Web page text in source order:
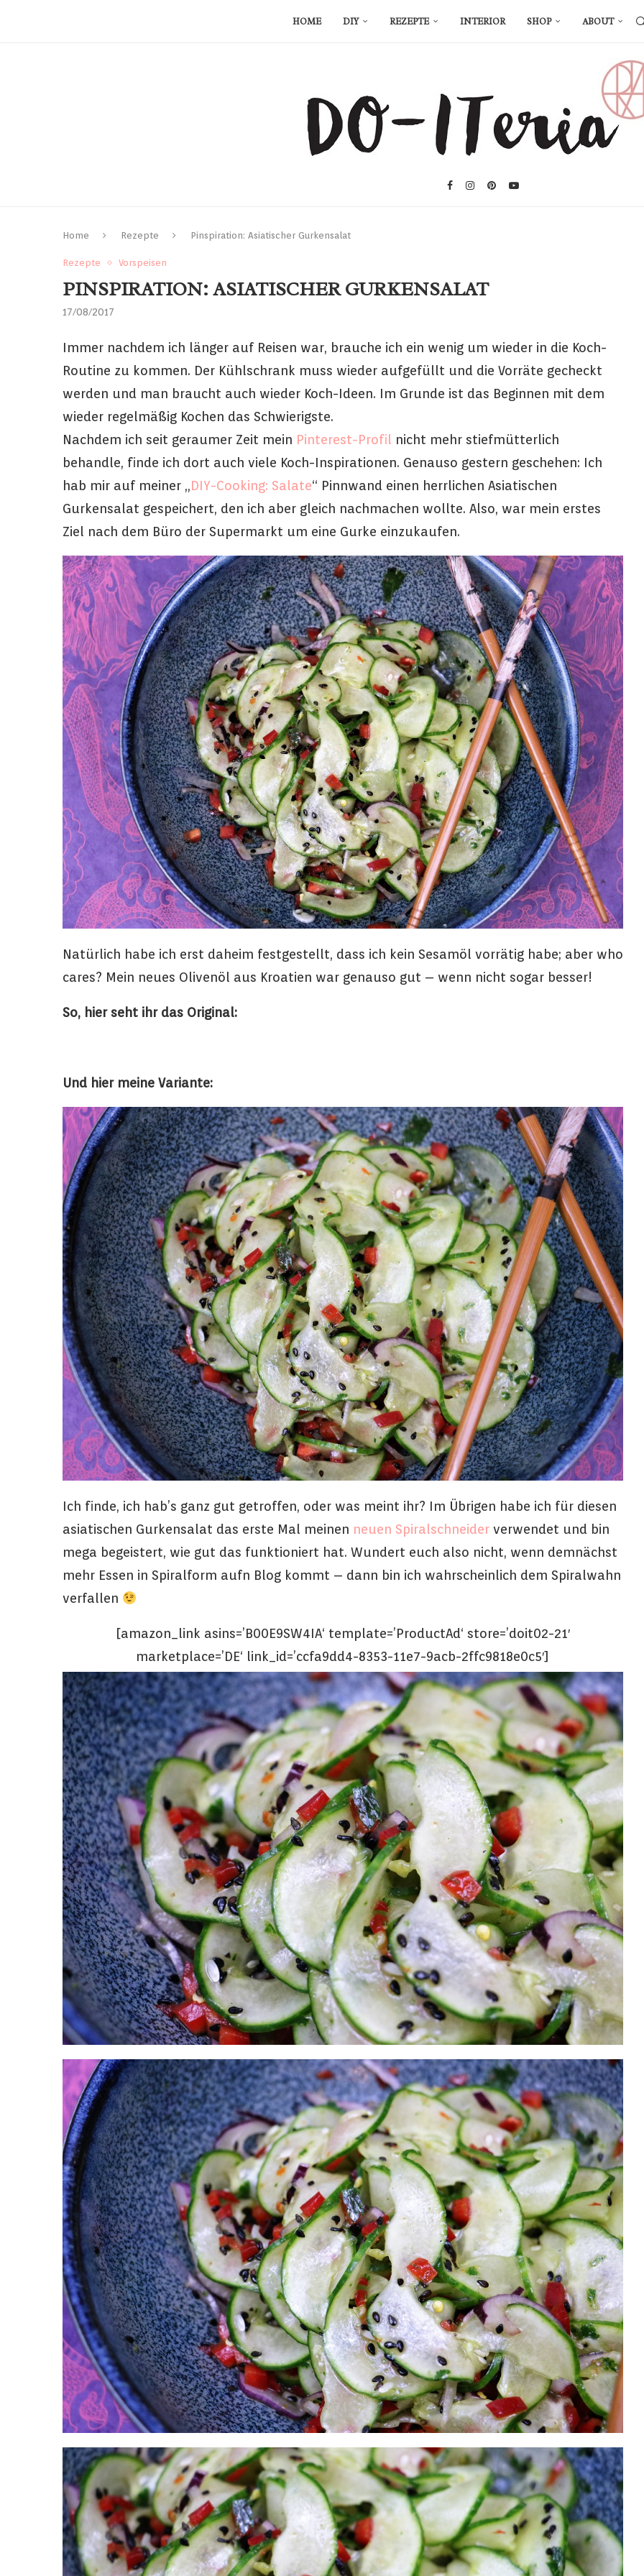
HOME DIY REZEPTE INTERIOR SHOP ABOUT
Home Rezepte Pinspiration: Asiatischer Gurkensalat
Rezepte Vorspeisen
PINSPIRATION: ASIATISCHER GURKENSALAT
17/08/2017
Immer nachdem ich länger auf Reisen war, brauche ich ein wenig um wieder in die Koch-
Routine zu kommen. Der Kühlschrank muss wieder aufgefüllt und die Vorräte gecheckt
werden und man braucht auch wieder Koch-Ideen. Im Grunde ist das Beginnen mit dem
wieder regelmäßig Kochen das Schwierigste.
Nachdem ich seit geraumer Zeit mein Pinterest-Profil nicht mehr stiefmütterlich
behandle, finde ich dort auch viele Koch-Inspirationen. Genauso gestern geschehen: Ich
hab mir auf meiner „DIY-Cooking: Salate“ Pinnwand einen herrlichen Asiatischen
Gurkensalat gespeichert, den ich aber gleich nachmachen wollte. Also, war mein erstes
Ziel nach dem Büro der Supermarkt um eine Gurke einzukaufen.
Natürlich habe ich erst daheim festgestellt, dass ich kein Sesamöl vorrätig habe; aber who
cares? Mein neues Olivenöl aus Kroatien war genauso gut – wenn nicht sogar besser!
So, hier seht ihr das Original:
Und hier meine Variante:
Ich finde, ich hab’s ganz gut getroffen, oder was meint ihr? Im Übrigen habe ich für diesen
asiatischen Gurkensalat das erste Mal meinen neuen Spiralschneider verwendet und bin
mega begeistert, wie gut das funktioniert hat. Wundert euch also nicht, wenn demnächst
mehr Essen in Spiralform aufn Blog kommt – dann bin ich wahrscheinlich dem Spiralwahn
verfallen
[amazon_link asins=’B00E9SW4IA‘ template=’ProductAd‘ store=’doit02-21′
marketplace=’DE‘ link_id=’ccfa9dd4-8353-11e7-9acb-2ffc9818e0c5′]